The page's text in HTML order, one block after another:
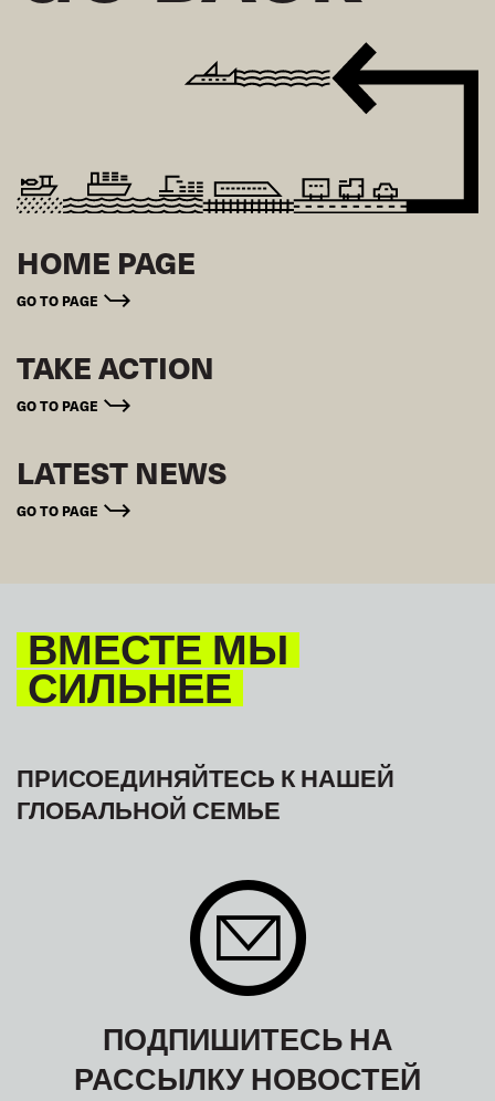
HOME PAGE
GO TO PAGE
TAKE ACTION
GO TO PAGE
LATEST NEWS
GO TO PAGE
ВМЕСТЕ МЫ
СИЛЬНЕЕ
ПРИСОЕДИНЯЙТЕСЬ К НАШЕЙ
ГЛОБАЛЬНОЙ СЕМЬЕ
ПОДПИШИТЕСЬ НА
РАССЫЛКУ НОВОСТЕЙ